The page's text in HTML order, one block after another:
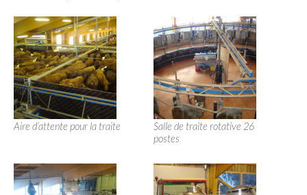
Aire d’attente pour la traite
Salle de traite rotative 26
postes